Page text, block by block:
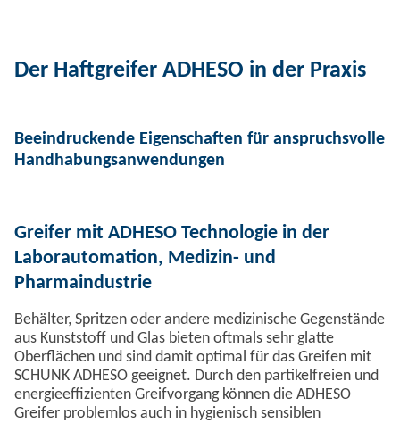
Der Haftgreifer ADHESO in der Praxis
Beeindruckende Eigenschaften für anspruchsvolle
Handhabungsanwendungen
Greifer mit ADHESO Technologie in der
Laborautomation, Medizin- und
Pharmaindustrie
Behälter, Spritzen oder andere medizinische Gegenstände
aus Kunststoff und Glas bieten oftmals sehr glatte
Oberflächen und sind damit optimal für das Greifen mit
SCHUNK ADHESO geeignet. Durch den partikelfreien und
energieeffizienten Greifvorgang können die ADHESO
Greifer problemlos auch in hygienisch sensiblen